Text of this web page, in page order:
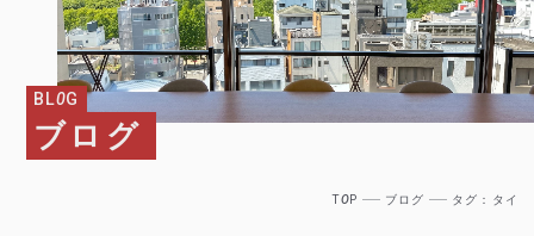
BL0G
ブログ
TOP ブログ タグ：タイ